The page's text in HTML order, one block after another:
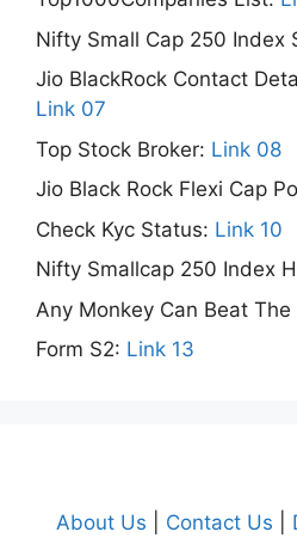
Nifty Small Cap 250 Index
Jio BlackRock Contact
Link 07
Top Stock Broker: Link 08
Jio Black Rock Flexi Cap
Check Kyc Status: Link 10
Nifty Smallcap 250 Index
Any Monkey Can Beat
Form S2: Link 13
About Us Contact Us